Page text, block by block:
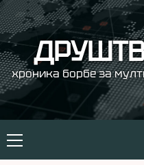
Skip
to
content
хроника борбе за
Primary
Menu